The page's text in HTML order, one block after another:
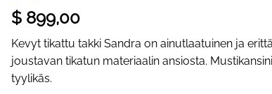
$ 899,00
Kevyt tikattu takki Sandra on ainutlaatuinen ja
joustavan tikatun materiaalin ansiosta.
tyylikäs.